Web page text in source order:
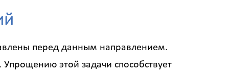
перед данным направлением.
этой задачи способствует